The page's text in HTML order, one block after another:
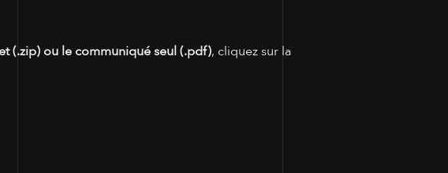
(.zip) ou le communiqué seul (.pdf), cliquez sur la